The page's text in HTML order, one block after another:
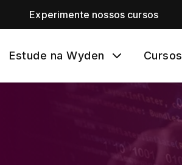
Experimente nossos cursos
Estude na Wyden Cursos